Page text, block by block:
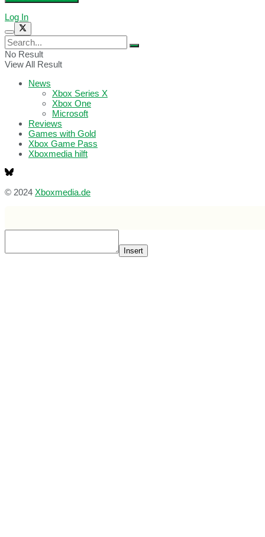
Log In
No Result
View All Result
News
Xbox Series X
Xbox One
Microsoft
Reviews
Games with Gold
Xbox Game Pass
Xboxmedia hilft
© 2024 Xboxmedia.de
Insert